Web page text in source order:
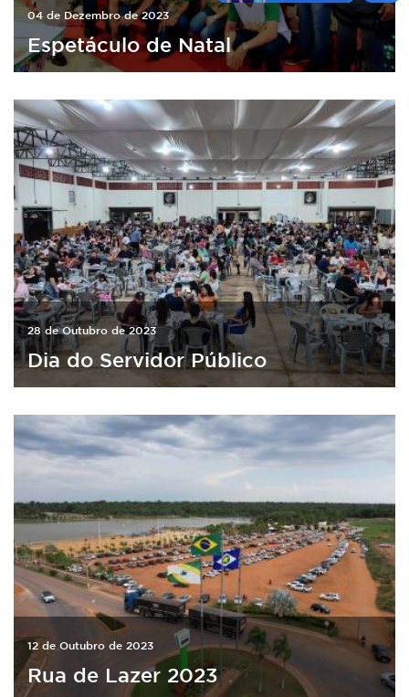
04 de Dezembro de 2023
Espetáculo de Natal
28 de Outubro de 2023
Dia do Servidor Público
12 de Outubro de 2023
Rua de Lazer 2023